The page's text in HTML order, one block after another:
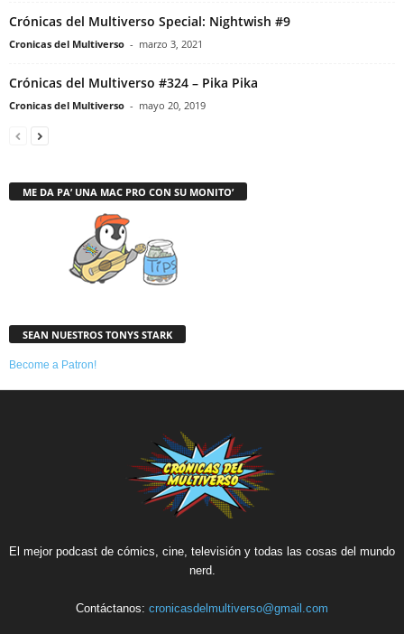
Crónicas del Multiverso Special: Nightwish #9
Cronicas del Multiverso - marzo 3, 2021
Crónicas del Multiverso #324 – Pika Pika
Cronicas del Multiverso - mayo 20, 2019
ME DA PA’ UNA MAC PRO CON SU MONITO’
SEAN NUESTROS TONYS STARK
Become a Patron!
El mejor podcast de cómics, cine, televisión y todas las cosas del mundo
nerd.
Contáctanos: cronicasdelmultiverso@gmail.com